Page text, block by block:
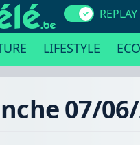
REPLAY
LIFESTYLE
07/